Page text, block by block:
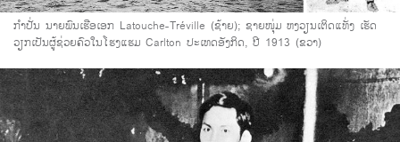
ກຳປັ່ນ ນາຍພົນເຮືອເອກ Latouche-Tréville (ຊ້າຍ); ຊາຍໜຸ່ມ ຫງວຽນເຕິດແທັ່ງ ເຮັດ
ວຽກເປັນຜູ້ຊ່ວຍຄົວໃນໂຮງແຮມ Carlton ປະເທດອັງກິດ, ປີ 1913 (ຂວາ)